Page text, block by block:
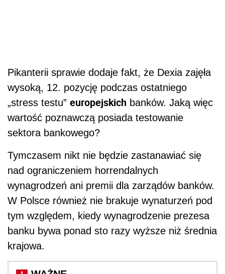
Pikanterii sprawie dodaje fakt, że Dexia zajęła
wysoką, 12. pozycję podczas ostatniego
„stress testu” europejskich banków. Jaką więc
wartość poznawczą posiada testowanie
sektora bankowego?
Tymczasem nikt nie będzie zastanawiać się
nad ograniczeniem horrendalnych
wynagrodzeń ani premii dla zarządów banków.
W Polsce również nie brakuje wynaturzeń pod
tym względem, kiedy wynagrodzenie prezesa
banku bywa ponad sto razy wyższe niż średnia
krajowa.